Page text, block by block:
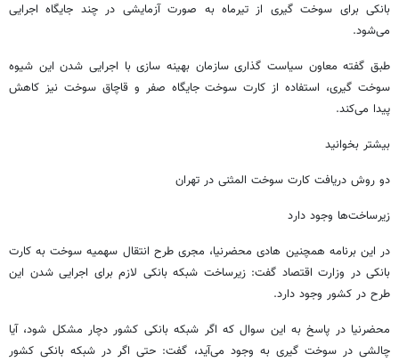
بانکی برای سوخت گیری از تیرماه به صورت آزمایشی در چند جایگاه اجرایی
می‌شود.
طبق گفته معاون سیاست گذاری سازمان بهینه سازی با اجرایی شدن این شیوه
سوخت گیری، استفاده از کارت سوخت جایگاه صفر و قاچاق سوخت نیز کاهش
پیدا می‌کند.
بیشتر بخوانید
دو روش دریافت کارت سوخت المثنی در تهران
زیرساخت‌ها وجود دارد
در این برنامه همچنین هادی محضرنیا، مجری طرح انتقال سهمیه سوخت به کارت
بانکی در وزارت اقتصاد گفت: زیرساخت شبکه بانکی لازم برای اجرایی شدن این
طرح در کشور وجود دارد.
محضرنیا در پاسخ به این سوال که اگر شبکه بانکی کشور دچار مشکل شود، آیا
چالشی در سوخت گیری به وجود می‌آید، گفت: حتی اگر در شبکه بانکی کشور